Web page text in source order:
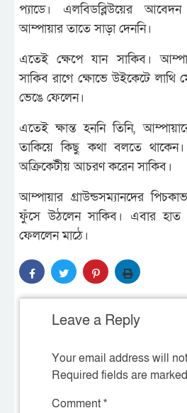
প্যাডে। এলবিডব্লিউয়ের
আম্পায়ার তাতে সাড়া দেননি।
এতেই ক্ষেপে যান সাকিব।
সাকিব রাগে ক্ষোভে উইকেটে লাথি
ভেঙে ফেলেন।
এতেই ক্ষান্ত হননি তিনি,
তাকিয়ে কিছু কথা বলতে
অক্রিকেটীয় আচরণ করেন সাকিব।
আম্পায়ার গ্রাউন্ডসম্যানদের
ফুঁসে উঠলেন সাকিব। এবার হাত
ফেললেন মাঠে।
Leave a Reply
Your email address will
Required fields are marked
Comment*